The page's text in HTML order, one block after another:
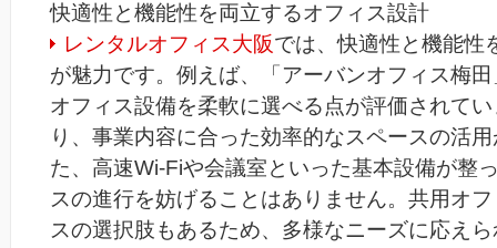
快適性と機能性を両立するオフィス設計
レンタルオフィス大阪では、快適性と機能性
が魅力です。例えば、「アーバンオフィス梅
オフィス設備を柔軟に選べる点が評価されて
り、事業内容に合った効率的なスペースの活
た、高速Wi-Fiや会議室といった基本設備が整
スの進行を妨げることはありません。共用オ
スの選択肢もあるため、多様なニーズに応え